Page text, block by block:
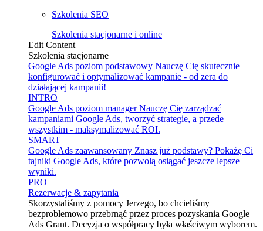
Szkolenia SEO
Szkolenia stacjonarne i online
Edit Content
Szkolenia stacjonarne
Google Ads poziom podstawowy Nauczę Cię skutecznie
konfigurować i optymalizować kampanie - od zera do
działającej kampanii!
INTRO
Google Ads poziom manager Nauczę Cię zarządzać
kampaniami Google Ads, tworzyć strategie, a przede
wszystkim - maksymalizować ROI.
SMART
Google Ads zaawansowany Znasz już podstawy? Pokażę Ci
tajniki Google Ads, które pozwolą osiągać jeszcze lepsze
wyniki.
PRO
Rezerwacje & zapytania
Skorzystaliśmy z pomocy Jerzego, bo chcieliśmy
bezproblemowo przebrnąć przez proces pozyskania Google
Ads Grant. Decyzja o współpracy była właściwym wyborem.